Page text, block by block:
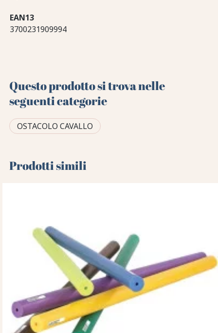
EAN13
3700231909994
Questo prodotto si trova nelle
seguenti categorie
OSTACOLO CAVALLO
Prodotti simili